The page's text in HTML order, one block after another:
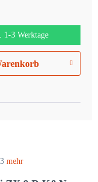
1-3 Werktage
mehr